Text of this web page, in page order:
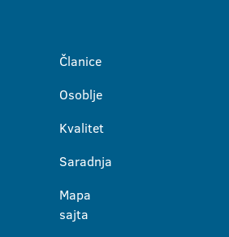
Članice
Osoblje
Kvalitet
Saradnja
Mapa
sajta